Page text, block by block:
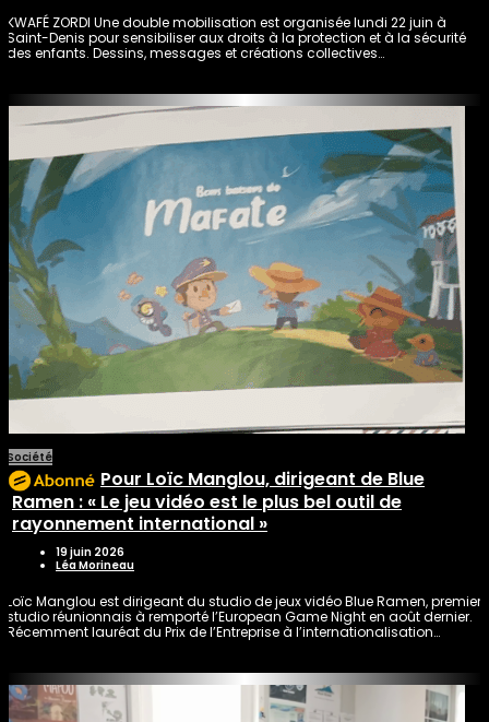
KWAFÉ ZORDI Une double mobilisation est organisée lundi 22 juin à
Saint-Denis pour sensibiliser aux droits à la protection et à la sécurité
des enfants. Dessins, messages et créations collectives…
Société
Pour Loïc Manglou, dirigeant de Blue
Ramen : « Le jeu vidéo est le plus bel outil de
rayonnement international »
19 juin 2026
Léa Morineau
Loïc Manglou est dirigeant du studio de jeux vidéo Blue Ramen, premier
studio réunionnais à remporté l’European Game Night en août dernier.
Récemment lauréat du Prix de l’Entreprise à l’internationalisation…